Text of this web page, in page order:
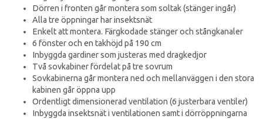
Dörren i fronten går montera som soltak (stänger ingår)
Alla tre öppningar har insektsnät
Enkelt att montera. Färgkodade stänger och stångkanaler
6 fönster och en takhöjd på 190 cm
Inbyggda gardiner som justeras med dragkedjor
Två sovkabiner fördelat på tre sovrum
Sovkabinerna går montera ned och mellanväggen i den stora
kabinen går öppna upp
Ordentligt dimensionerad ventilation (6 justerbara ventiler)
Inbyggda insektsnät i ventilationen samt i dörröppningarna